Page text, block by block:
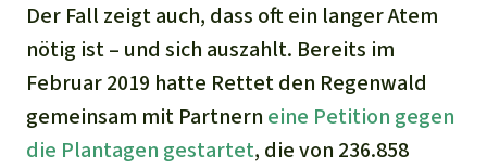
Der Fall zeigt auch, dass oft ein langer Atem
nötig ist – und sich auszahlt. Bereits im
Februar 2019 hatte Rettet den Regenwald
gemeinsam mit Partnern eine Petition gegen
die Plantagen gestartet, die von 236.858